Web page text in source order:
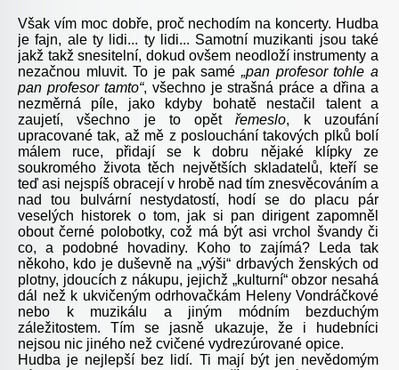
Však vím moc dobře, proč nechodím na koncerty. Hudba
je fajn, ale ty lidi... ty lidi... Samotní muzikanti jsou také
jakž takž snesitelní, dokud ovšem neodloží instrumenty a
nezačnou mluvit. To je pak samé „pan profesor tohle a
pan profesor tamto“, všechno je strašná práce a dřina a
nezměrná píle, jako kdyby bohatě nestačil talent a
zaujetí, všechno je to opětřemeslo, k uzoufání
upracované tak, až mě z poslouchání takových plků bolí
málem ruce, přidají se k dobru nějaké klípky ze
soukromého života těch největších skladatelů, kteří se
teď asi nejspíš obracejí v hrobě nad tím znesvěcováním a
nad tou bulvární nestydatostí, hodí se do placu pár
veselých historek o tom, jak si pan dirigent zapomněl
obout černé polobotky, což má být asi vrchol švandy či
co, a podobné hovadiny. Koho to zajímá? Leda tak
někoho, kdo je duševně na „výši“ drbavých ženských od
plotny, jdoucích z nákupu, jejichž „kulturní“ obzor nesahá
dál než k ukvičeným odrhovačkám Heleny Vondráčkové
nebo k muzikálu a jiným módním bezduchým
záležitostem. Tím se jasně ukazuje, že i hudebníci
nejsou nic jiného než cvičené vydrezúrované opice.
Hudba je nejlepší bez lidí. Ti mají být jen nevědomým